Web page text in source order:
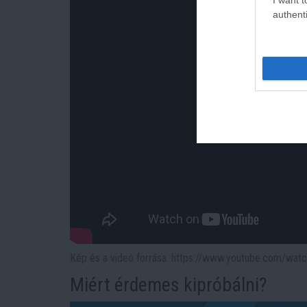
Miért érdemes kipróbálni?